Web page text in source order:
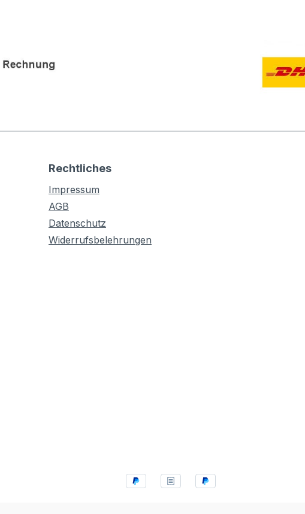
Rechtliches
Impressum
AGB
Datenschutz
Widerrufsbelehrungen